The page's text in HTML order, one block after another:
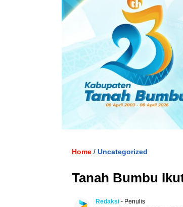
Home / Uncategorized
Tanah Bumbu
Redaksi - Penulis